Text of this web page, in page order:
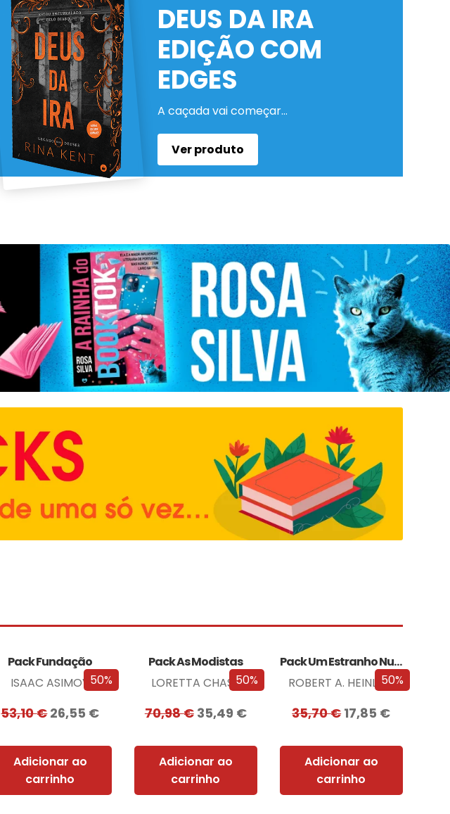
DEUS DA IRA
EDIÇÃO COM
EDGES
A caçada vai começar…
Ver produto
50%
Pack Fundação
ISAAC ASIMOV
53,10€26,55 €
Adicionar ao
carrinho
50%
Pack As Modistas
LORETTA CHASE
70,98€ 35,49 €
Adicionar ao
carrinho
50%
Pack Um Estranho Numa Terra Estranha
ROBERT A. HEINLEIN
35,70€17,85 €
Adicionar ao
carrinho